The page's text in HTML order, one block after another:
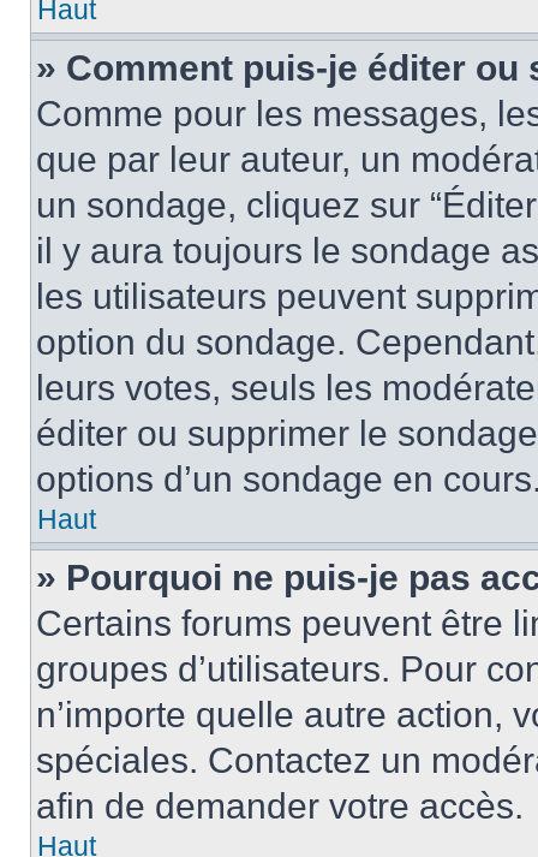
Haut
» Comment puis-je éditer ou
Comme pour les messages,
que par leur auteur, un
un sondage, cliquez sur
il y aura toujours le sondage
les utilisateurs peuvent
option du sondage.
leurs votes, seuls les
éditer ou supprimer le
options d’un sondage en
Haut
» Pourquoi ne puis-je pas
Certains forums peuvent être
groupes d’utilisateurs. Pour
n’importe quelle autre action,
spéciales. Contactez un
afin de demander votre accès.
Haut